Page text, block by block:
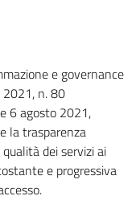
e governance
n. 80
6 agosto 2021,
la trasparenza
dei servizi ai
e progressiva